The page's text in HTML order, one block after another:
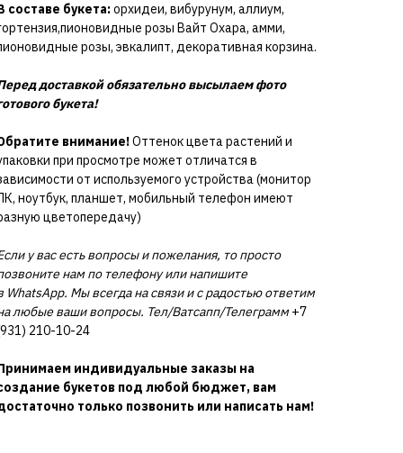
составе букета:орхидеи, вибурунум, аллиум,
розы Вайт Охара, амми,
розы, эвкалипт, декоративная корзина.
доставкой обязательно высылаем фото
букета!
внимание!Оттенок цвета растений и
при просмотре может отличатся в
от используемого устройства (монитор
ноутбук, планшет, мобильный телефон имеют
цветопередачу)
у вас есть вопросы и пожелания, то просто
нам по телефону или напишите
WhatsApp. Мы всегда на связи и с радостью ответим
любые ваши вопросы. Тел/Ватсапп/Телеграмм+7
210-10-24
индивидуальные заказы на
букетов под любой бюджет, вам
только позвонить или написать нам!